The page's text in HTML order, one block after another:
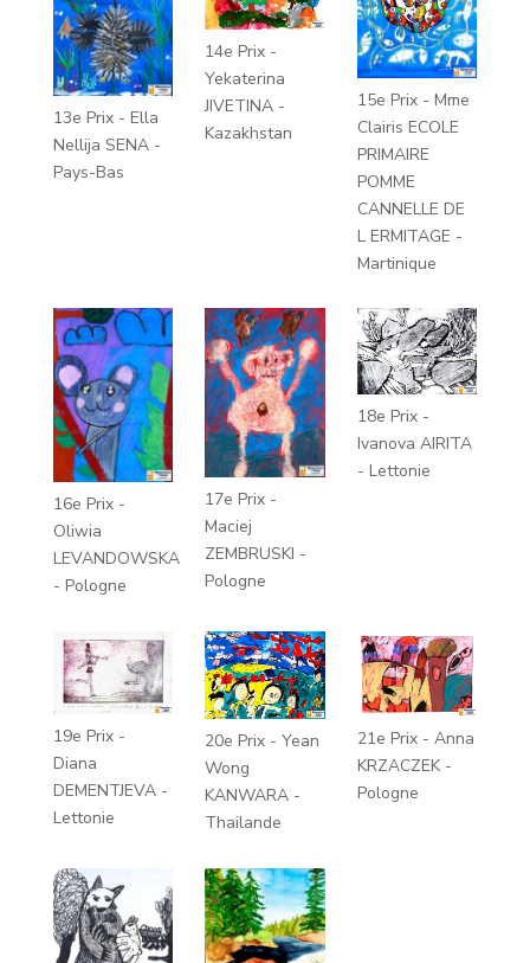
13e Prix - Ella
Nellija SENA -
Pays-Bas
14e Prix -
Yekaterina
JIVETINA -
Kazakhstan
15e Prix - Mme
Clairis ECOLE
PRIMAIRE
POMME
CANNELLE DE
L ERMITAGE -
Martinique
16e Prix -
Oliwia
LEVANDOWSKA
- Pologne
17e Prix -
Maciej
ZEMBRUSKI -
Pologne
18e Prix -
Ivanova AIRITA
- Lettonie
19e Prix -
Diana
DEMENTJEVA -
Lettonie
20e Prix - Yean
Wong
KANWARA -
Thailande
21e Prix - Anna
KRZACZEK -
Pologne